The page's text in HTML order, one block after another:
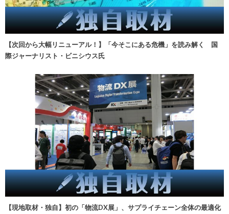
【次回から大幅リニューアル！】「今そこにある危機」を読み解く 国
際ジャーナリスト・ビニシウス氏
【現地取材・独自】初の「物流DX展」、サプライチェーン全体の最適化